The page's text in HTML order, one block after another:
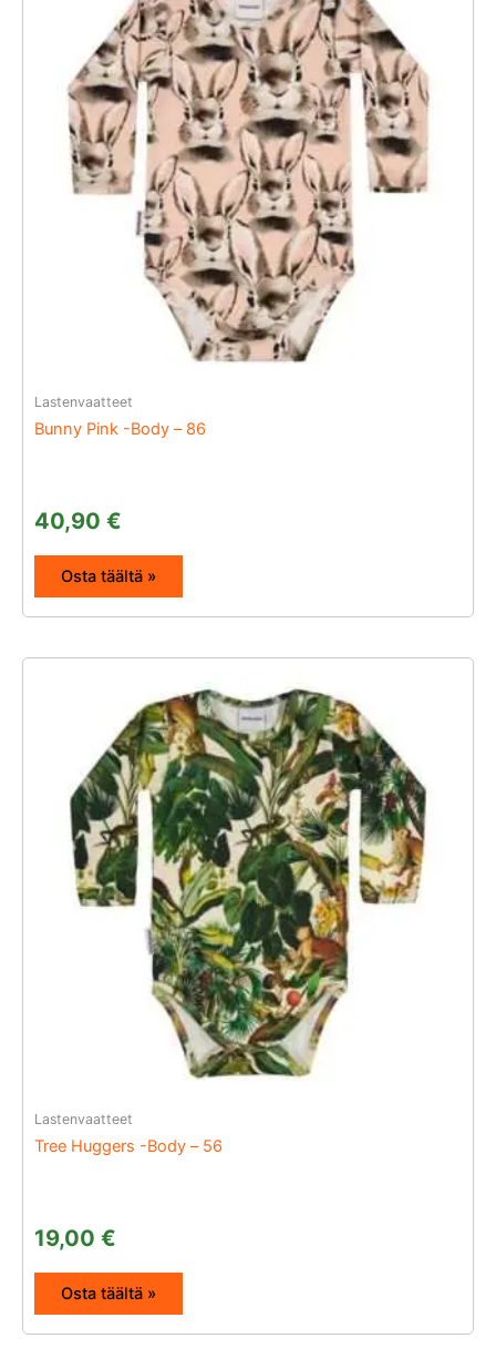
Lastenvaatteet
Bunny Pink -Body – 86
40,90 €
Osta täältä »
Lastenvaatteet
Tree Huggers -Body – 56
19,00 €
Osta täältä »